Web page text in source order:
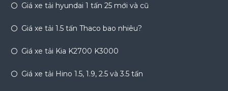
Giá xe tải hyundai 1 tấn 25 mới và cũ
Giá xe tải 1.5 tấn Thaco bao nhiêu?
Giá xe tải Kia K2700 K3000
Giá xe tải Hino 1.5, 1.9, 2.5 và 3.5 tấn